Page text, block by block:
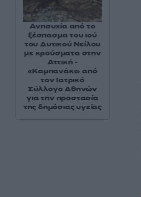
Ανησυχία από το
ξέσπασμα του ιού
του Δυτικού Νείλου
με κρούσματα στην
Αττική -
«Καμπανάκι» από
τον Ιατρικό
Σύλλογο Αθηνών
για την προστασία
της δημόσιας υγείας